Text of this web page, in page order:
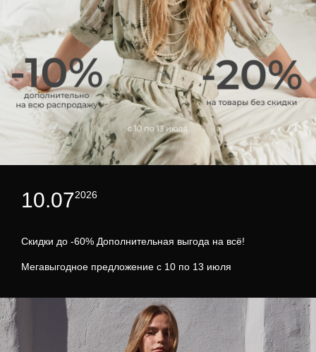
10.072026
Скидки до -60% Дополнительная выгода на всё!
Мегавыгодное предложение с 10 по 13 июля